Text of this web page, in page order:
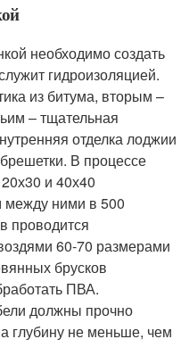
необходимо создать
гидроизоляцией.
из битума, вторым –
– тщательная
отделка лоджии
В процессе
и 40х40
между ними в 500
проводится
60-70 размерами
брусков
ПВА.
должны прочно
глубину не меньше, чем